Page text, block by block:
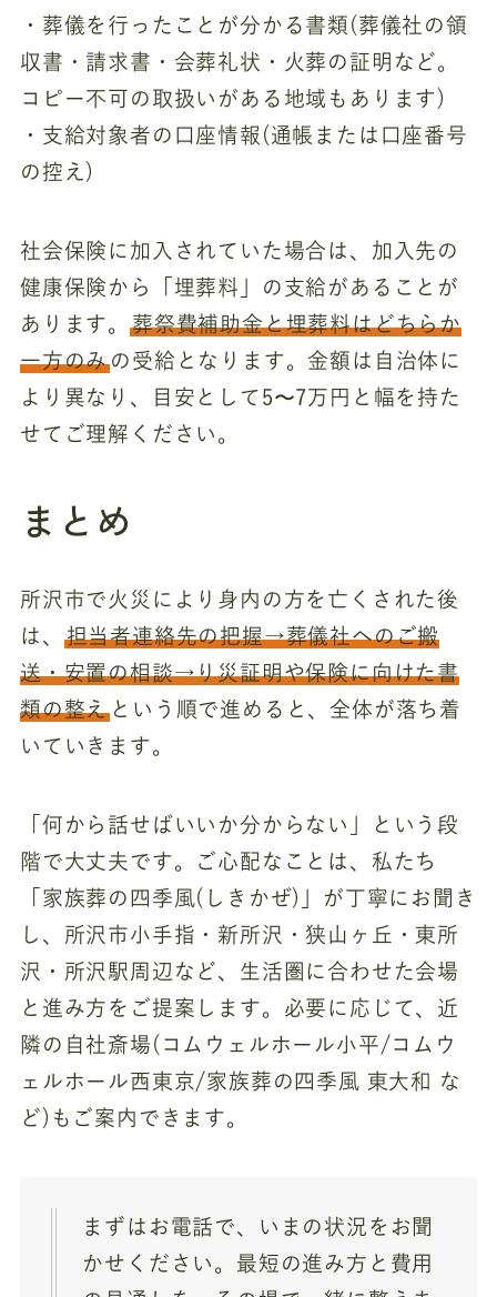
・葬儀を行ったことが分かる書類(葬儀社の領
収書・請求書・会葬礼状・火葬の証明など。
コピー不可の取扱いがある地域もあります)
・支給対象者の口座情報(通帳または口座番号
の控え)
社会保険に加入されていた場合は、加入先の
健康保険から「埋葬料」の支給があることが
あります。
葬祭費補助金と埋葬料はどちらか
一方のみ の受給となります。金額は自治体に
より異なり、目安として5〜7万円と幅を持た
せてご理解ください。
まとめ
所沢市で火災により身内の方を亡くされた後
は、
担当者連絡先の把握→葬儀社へのご搬
送・安置の相談→り災証明や保険に向けた書
類の整え という順で進めると、全体が落ち着
いていきます。
「何から話せばいいか分からない」という段
階で大丈夫です。ご心配なことは、私たち
「家族葬の四季風(しきかぜ)」が丁寧にお聞き
し、所沢市小手指・新所沢・狭山ヶ丘・東所
沢・所沢駅周辺など、生活圏に合わせた会場
と進み方をご提案します。必要に応じて、近
隣の自社斎場(コムウェルホール小平/コムウ
ェルホール西東京/家族葬の四季風 東大和 な
ど)もご案内できます。
まずはお電話で、いまの状況をお聞
かせください。最短の進み方と費用